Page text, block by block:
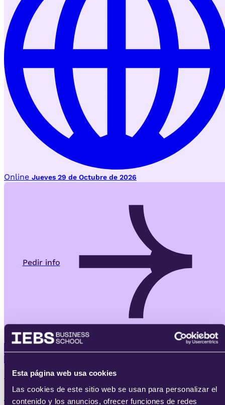
Esta página web usa cookies
Las cookies de este sitio web se usan para personalizar el
contenido y los anuncios, ofrecer funciones de redes
Online Jueves 29 de Octubre de 2026
Pedir info
IEBS AI-Learning
Máster en Gestión y Creación de Producto